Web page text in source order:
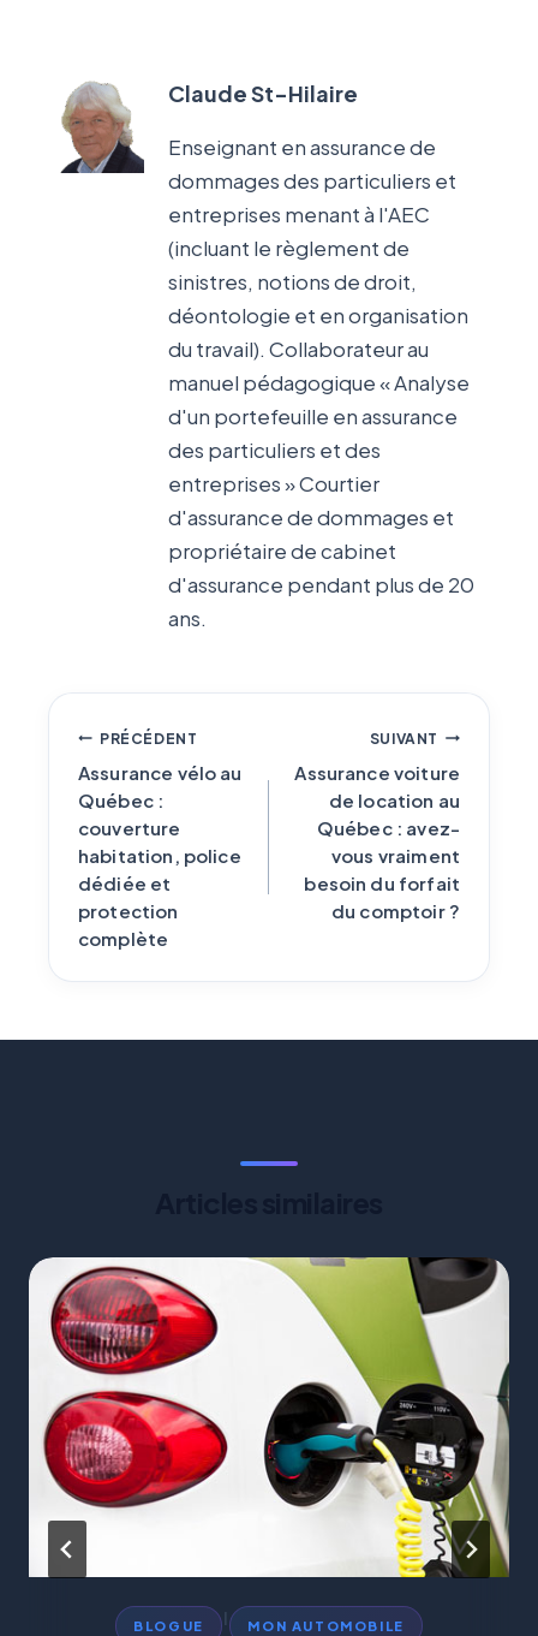
Claude St-Hilaire
Enseignant en assurance de
dommages des particuliers et
entreprises menant à l'AEC
(incluant le règlement de
sinistres, notions de droit,
déontologie et en organisation
du travail). Collaborateur au
manuel pédagogique « Analyse
d'un portefeuille en assurance
des particuliers et des
entreprises » Courtier
d'assurance de dommages et
propriétaire de cabinet
d'assurance pendant plus de 20
ans.
Navigation
de
l'article
PRÉCÉDENT
Assurance vélo au
Québec :
couverture
habitation, police
dédiée et
protection
complète
SUIVANT
Assurance voiture
de location au
Québec : avez-
vous vraiment
besoin du forfait
du comptoir ?
BLOGUE
|
MON AUTOMOBILE